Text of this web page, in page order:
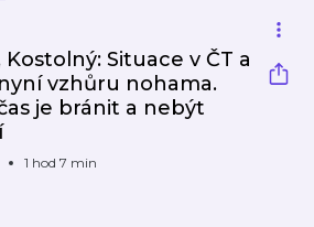
Kostolný: Situace v ČT a
vzhůru nohama.
je bránit a nebýt
1 hod 7 min